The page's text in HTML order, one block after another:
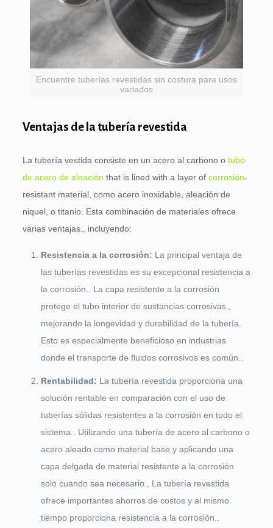
Encuentre tuberías revestidas sin costura para usos
variados
Ventajas de la tubería revestida
La tubería vestida consiste en un acero al carbono o tubo
de acero de aleación that is lined with a layer of corrosión-
resistant material, como acero inoxidable, aleación de
niquel, o titanio. Esta combinación de materiales ofrece
varias ventajas., incluyendo:
Resistencia a la corrosión: La principal ventaja de
las tuberías revestidas es su excepcional resistencia a
la corrosión.. La capa resistente a la corrosión
protege el tubo interior de sustancias corrosivas.,
mejorando la longevidad y durabilidad de la tubería.
Esto es especialmente beneficioso en industrias
donde el transporte de fluidos corrosivos es común..
Rentabilidad: La tubería revestida proporciona una
solución rentable en comparación con el uso de
tuberías sólidas resistentes a la corrosión en todo el
sistema.. Utilizando una tubería de acero al carbono o
acero aleado como material base y aplicando una
capa delgada de material resistente a la corrosión
solo cuando sea necesario., La tubería revestida
ofrece importantes ahorros de costos y al mismo
tiempo proporciona resistencia a la corrosión..